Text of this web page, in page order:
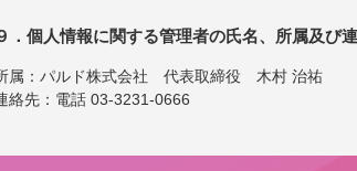
．個人情報に関する管理者の氏名、所属及び
属：パルド株式会社 代表取締役 木村 治祐
絡先：電話 03-3231-0666